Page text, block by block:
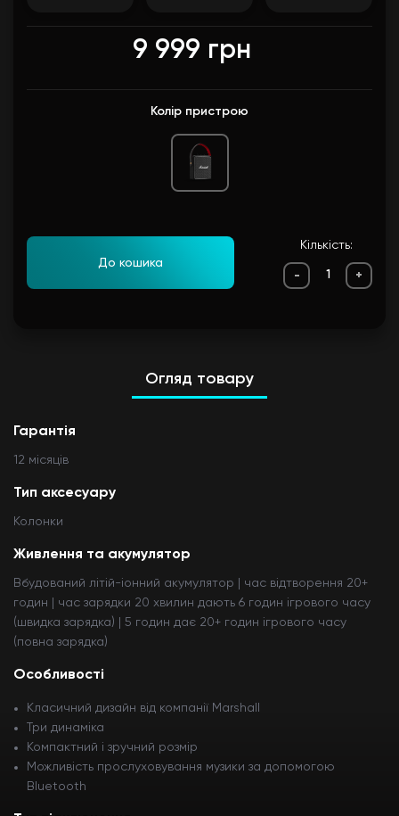
9 999 грн
Колір пристрою
До кошика
Кількість:
- +
Огляд товару
Гарантія
12 мiсяцiв
Тип аксесуару
Колонки
Живлення та акумулятор
Вбудований літій-іонний акумулятор | час відтворення 20+
годин | час зарядки 20 хвилин дають 6 годин ігрового часу
(швидка зарядка) | 5 годин дає 20+ годин ігрового часу
(повна зарядка)
Особливості
Класичний дизайн від компанії Marshall
Три динаміка
Компактний і зручний розмір
Можливість прослуховування музики за допомогою
Bluetooth